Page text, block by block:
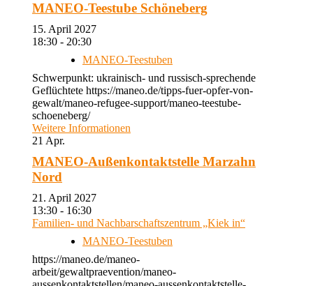
MANEO-Teestube Schöneberg
15. April 2027
18:30 - 20:30
MANEO-Teestuben
Schwerpunkt: ukrainisch- und russisch-sprechende
Geflüchtete https://maneo.de/tipps-fuer-opfer-von-
gewalt/maneo-refugee-support/maneo-teestube-
schoeneberg/
Weitere Informationen
21 Apr.
MANEO-Außenkontaktstelle Marzahn
Nord
21. April 2027
13:30 - 16:30
Familien- und Nachbarschaftszentrum „Kiek in“
MANEO-Teestuben
https://maneo.de/maneo-
arbeit/gewaltpraevention/maneo-